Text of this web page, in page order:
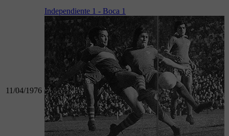
11/04/1976
Independiente 1 - Boca 1